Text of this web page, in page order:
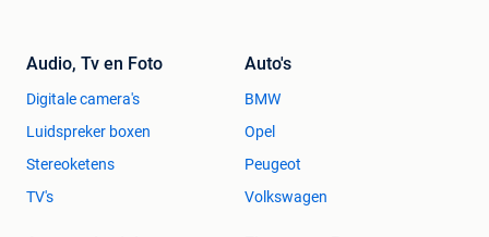
Audio, Tv en Foto
Digitale camera's
Luidspreker boxen
Stereoketens
TV's
Auto's
BMW
Opel
Peugeot
Volkswagen